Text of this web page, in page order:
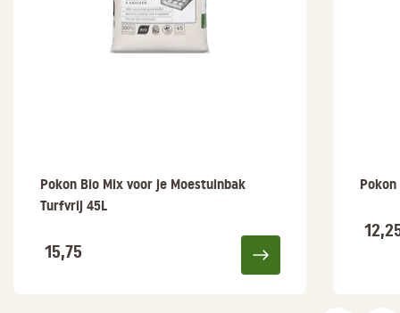
Pokon Bio Mix voor je Moestuinbak
Turfvrij 45L
15,75